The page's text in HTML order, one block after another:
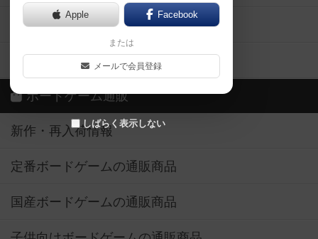
Apple Facebook
または
メールで会員登録
しばらく表示しない
ボードゲーム業界コラム
ボドゲーマご利用案内
ボードゲーム通販
新作・再入荷情報
定番ボードゲームの通販商品
国産ボードゲームの通販商品